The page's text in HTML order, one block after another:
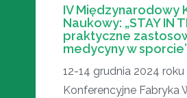
IV Międzynarodowy
Naukowy: „STAY IN
praktyczne
medycyny w
12-14 grudnia 2024
Konferencyjne Fabryka